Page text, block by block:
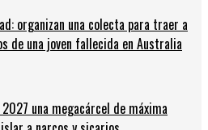
organizan una colecta para traer a
de una joven fallecida en Australia
una megacárcel de máxima